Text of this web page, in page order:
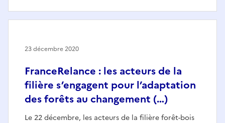
FranceRelance : les acteurs de la
filière s’engagent pour l’adaptation
des forêts au changement (…)
Le 22 décembre, les acteurs de la filière forêt-bois
23 décembre 2020